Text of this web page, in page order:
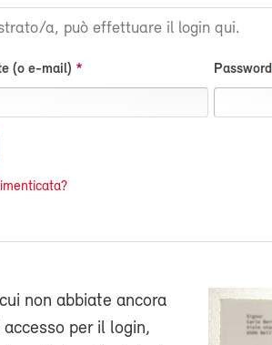
a, può effettuare il login qui.
(o e-mail) Password
non abbiate ancora
accesso per il login,